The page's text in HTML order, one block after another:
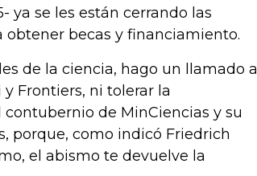
ya se les están cerrando las
obtener becas y financiamiento.
de la ciencia, hago un llamado a
Frontiers, ni tolerar la
de MinCiencias y su
porque, como indicó Friedrich
el abismo te devuelve la